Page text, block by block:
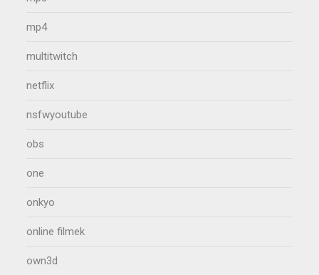
mp4
multitwitch
netflix
nsfwyoutube
obs
one
onkyo
online filmek
own3d